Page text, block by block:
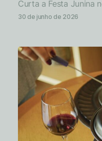
Curta a Festa Junina
30 de junho de 2026